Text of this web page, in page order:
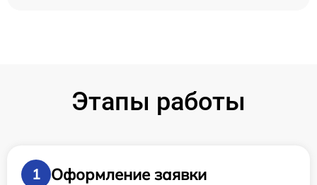
Этапы работы
1
Оформление заявки